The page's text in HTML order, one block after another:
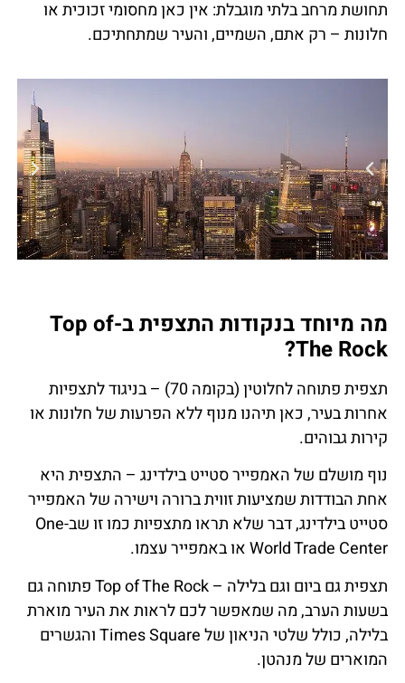
תחושת מרחב בלתי מוגבלת: אין כאן מחסומי זכוכית או
חלונות – רק אתם, השמיים, והעיר שמתחתיכם.
מה מיוחד בנקודות התצפית ב-Top of
The Rock?
תצפית פתוחה לחלוטין (בקומה 70) – בניגוד לתצפיות
אחרות בעיר, כאן תיהנו מנוף ללא הפרעות של חלונות או
קירות גבוהים.
נוף מושלם של האמפייר סטייט בילדינג – התצפית היא
אחת הבודדות שמציעות זווית ברורה וישירה של האמפייר
סטייט בילדינג, דבר שלא תראו מתצפיות כמו זו שב-One
World Trade Center או באמפייר עצמו.
תצפית גם ביום וגם בלילה – Top of The Rock פתוחה גם
בשעות הערב, מה שמאפשר לכם לראות את העיר מוארת
בלילה, כולל שלטי הניאון של Times Square והגשרים
המוארים של מנהטן.